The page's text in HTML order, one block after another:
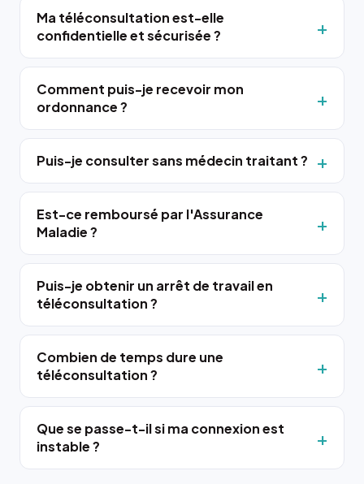
Ma téléconsultation est-elle
confidentielle et sécurisée ?
Comment puis-je recevoir mon
ordonnance ?
Puis-je consulter sans médecin traitant ?
Est-ce remboursé par l'Assurance
Maladie ?
Puis-je obtenir un arrêt de travail en
téléconsultation ?
Combien de temps dure une
téléconsultation ?
Que se passe-t-il si ma connexion est
instable ?